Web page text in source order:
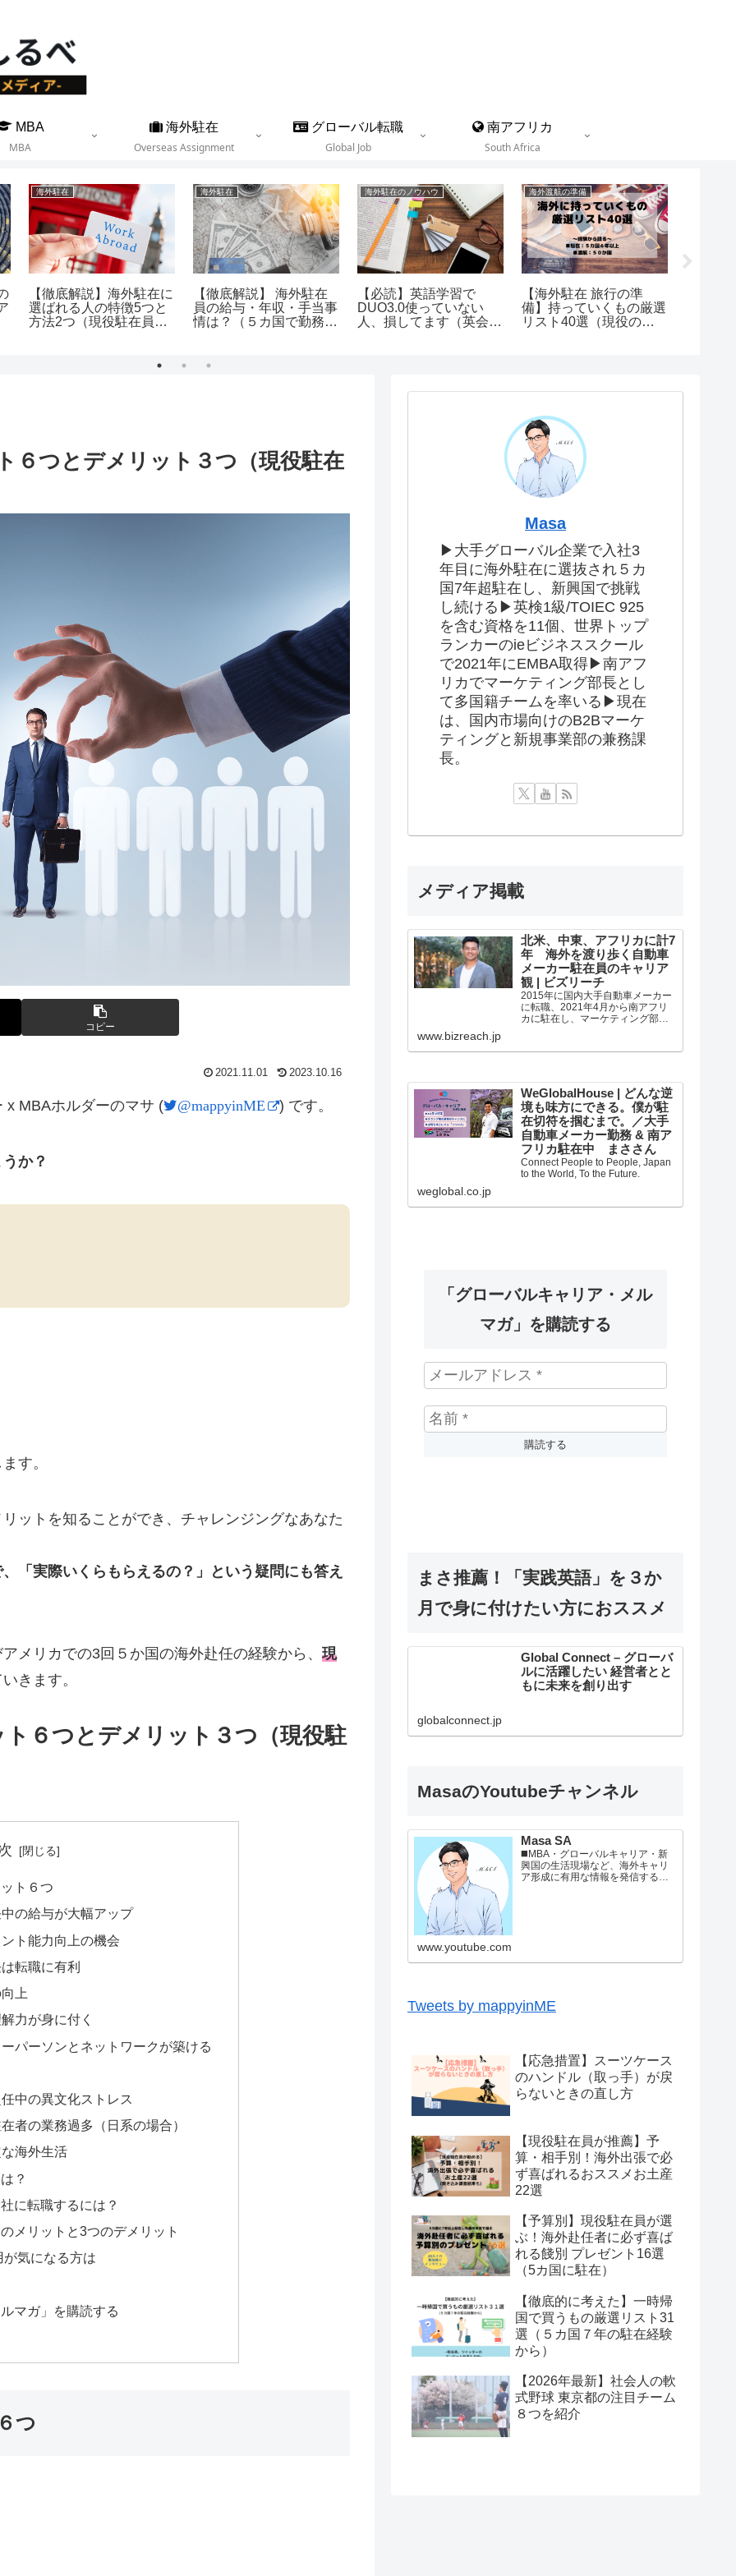
MBA
MBA
海外駐在
Overseas Assignment
グローバル転職
Global Job
南アフリカ
South Africa
海外駐在
【徹底解説】海外駐在に
選ばれる人の特徴5つと
方法2つ（現役駐在員が
海外駐在
【徹底解説】 海外駐在
員の給与・年収・手当事
情は？（５カ国で勤務し
海外駐在のノウハウ
【必読】英語学習で
DUO3.0使っていない
人、損してます（英会話
海外渡航の準備
【海外駐在 旅行の準
備】持っていくもの厳選
リスト40選（現役の駐
６つとデメリット３つ（現役駐在
コピー
2021.11.01 2023.10.16
x MBAホルダーのマサ ( @mappyinME ) です。
か？
す。
ットを知ることができ、チャレンジングなあなた
「実際いくらもらえるの？」という疑問にも答え
メリカでの3回５か国の海外赴任の経験から、 現
きます。
６つとデメリット３つ（現役駐
ト６つ
の給与が大幅アップ
ト能力向上の機会
転職に有利
上
力が身に付く
パーソンとネットワークが築ける
中の異文化ストレス
者の業務過多（日系の場合）
海外生活
？
に転職するには？
メリットと3つのデメリット
気になる方は
マガ」を購読する
つ
Masa
▶大手グローバル企業で入社3
年目に海外駐在に選抜され５カ
国7年超駐在し、新興国で挑戦
し続ける▶英検1級/TOIEC 925
を含む資格を11個、世界トップ
ランカーのieビジネススクール
で2021年にEMBA取得▶南アフ
リカでマーケティング部長とし
て多国籍チームを率いる▶現在
は、国内市場向けのB2Bマーケ
ティングと新規事業部の兼務課
長。
メディア掲載
北米、中東、アフリカに計7
年 海外を渡り歩く自動車
メーカー駐在員のキャリア
観 | ビズリーチ
2015年に国内大手自動車メーカー
に転職、2021年4月から南アフリ
カに駐在し、マーケティング部署
トしながら、南アフリカのマーケ
ビア、アラブ首長国連邦、北米で...
www.bizreach.jp
WeGlobalHouse | どんな逆
境も味方にできる。僕が駐
在切符を掴むまで。／大手
自動車メーカー勤務 & 南ア
フリカ駐在中 まささん
Connect People to People, Japan
to the World, To the Future.
weglobal.co.jp
「グローバルキャリア・メル
マガ」を購読する
まさ推薦！「実践英語」を３か
月で身に付けたい方におススメ
Global Connect – グローバ
ルに活躍したい 経営者とと
もに未来を創り出す
globalconnect.jp
MasaのYoutubeチャンネル
Masa SA
◼️MBA・グローバルキャリア・新
興国の生活現場など、海外キャリ
ア形成に有用な情報を発信すると
www.youtube.com
Tweets by mappyinME
【応急措置】スーツケース
のハンドル（取っ手）が戻
らないときの直し方
【現役駐在員が推薦】予
算・相手別！海外出張で必
ず喜ばれるおススメお土産
22選
【予算別】現役駐在員が選
ぶ！海外赴任者に必ず喜ば
れる餞別 プレゼント16選
（5カ国に駐在）
【徹底的に考えた】一時帰
国で買うもの厳選リスト31
選（５カ国７年の駐在経験
から）
【2026年最新】社会人の軟
式野球 東京都の注目チーム
８つを紹介